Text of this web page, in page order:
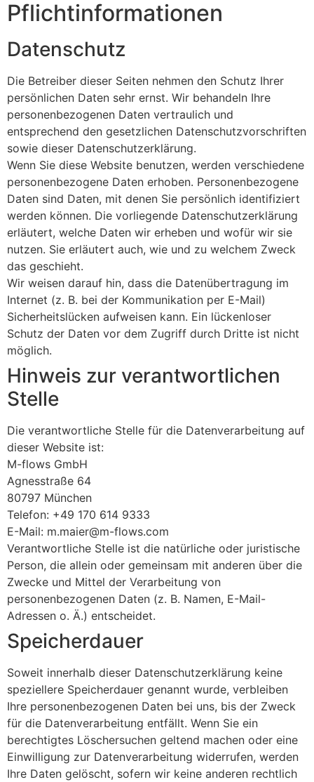
Pflicht­informationen
Datenschutz
Die Betreiber dieser Seiten nehmen den Schutz Ihrer
persönlichen Daten sehr ernst. Wir behandeln Ihre
personenbezogenen Daten vertraulich und
entsprechend den gesetzlichen Datenschutzvorschriften
sowie dieser Datenschutzerklärung.
Wenn Sie diese Website benutzen, werden verschiedene
personenbezogene Daten erhoben. Personenbezogene
Daten sind Daten, mit denen Sie persönlich identifiziert
werden können. Die vorliegende Datenschutzerklärung
erläutert, welche Daten wir erheben und wofür wir sie
nutzen. Sie erläutert auch, wie und zu welchem Zweck
das geschieht.
Wir weisen darauf hin, dass die Datenübertragung im
Internet (z. B. bei der Kommunikation per E-Mail)
Sicherheitslücken aufweisen kann. Ein lückenloser
Schutz der Daten vor dem Zugriff durch Dritte ist nicht
möglich.
Hinweis zur verantwortlichen
Stelle
Die verantwortliche Stelle für die Datenverarbeitung auf
dieser Website ist:
M-flows GmbH
Agnesstraße 64
80797 München
Telefon: +49 170 614 9333
E-Mail: m.maier@m-flows.com
Verantwortliche Stelle ist die natürliche oder juristische
Person, die allein oder gemeinsam mit anderen über die
Zwecke und Mittel der Verarbeitung von
personenbezogenen Daten (z. B. Namen, E-Mail-
Adressen o. Ä.) entscheidet.
Speicherdauer
Soweit innerhalb dieser Datenschutzerklärung keine
speziellere Speicherdauer genannt wurde, verbleiben
Ihre personenbezogenen Daten bei uns, bis der Zweck
für die Datenverarbeitung entfällt. Wenn Sie ein
berechtigtes Löschersuchen geltend machen oder eine
Einwilligung zur Datenverarbeitung widerrufen, werden
Ihre Daten gelöscht, sofern wir keine anderen rechtlich